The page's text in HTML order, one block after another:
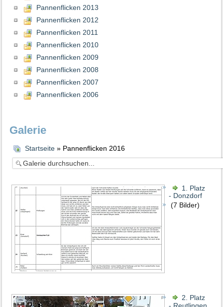
Pannenflicken 2013
Pannenflicken 2012
Pannenflicken 2011
Pannenflicken 2010
Pannenflicken 2009
Pannenflicken 2008
Pannenflicken 2007
Pannenflicken 2006
Galerie
Startseite» Pannenflicken 2016
1. Platz
- Donzdorf
(7 Bilder)
2. Platz